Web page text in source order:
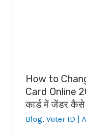
How to
Card Online
कार्ड में जेंडर
Blog, Voter ID |